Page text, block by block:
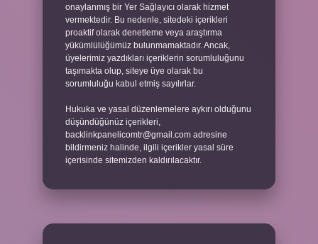
onaylanmış bir Yer Sağlayıcı olarak hizmet
vermektedir. Bu nedenle, sitedeki içerikleri
proaktif olarak denetleme veya araştırma
yükümlülüğümüz bulunmamaktadır. Ancak,
üyelerimiz yazdıkları içeriklerin sorumluluğunu
taşımakta olup, siteye üye olarak bu
sorumluluğu kabul etmiş sayılırlar.
Hukuka ve yasal düzenlemelere aykırı olduğunu
düşündüğünüz içerikleri,
backlinkpanelicomtr@gmail.com adresine
bildirmeniz halinde, ilgili içerikler yasal süre
içerisinde sitemizden kaldırılacaktır.